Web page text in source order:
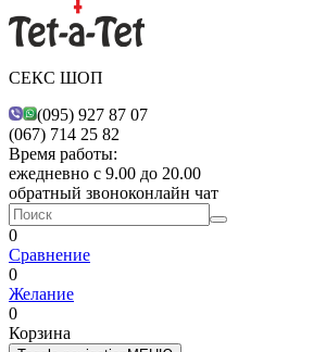
СЕКС ШОП
(095) 927 87 07
(067) 714 25 82
Время работы:
ежедневно с 9.00 до 20.00
обратный звоноконлайн чат
0
Сравнение
0
Желание
0
Корзина